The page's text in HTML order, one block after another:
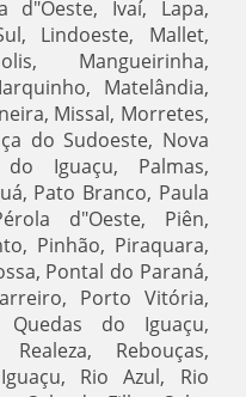
d"Oeste, Ivaí, Lapa,
Lindoeste, Mallet,
Mangueirinha,
Matelândia,
Missal, Morretes,
do Sudoeste, Nova
Iguaçu, Palmas,
Pato Branco, Paula
d"Oeste, Piên,
Pinhão, Piraquara,
Pontal do Paraná,
Porto Vitória,
Quedas do Iguaçu,
Rebouças,
Rio Azul, Rio